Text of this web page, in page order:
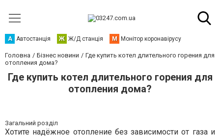
А Автостанція Ж Ж/Д станція М Монітор коронавірусу
Головна Бізнес новини
Где купить котел длительного горения для
отопления дома?
Где купить котел длительного горения для
отопления дома?
Загальний розділ
Хотите надёжное отопление без зависимости от газа и